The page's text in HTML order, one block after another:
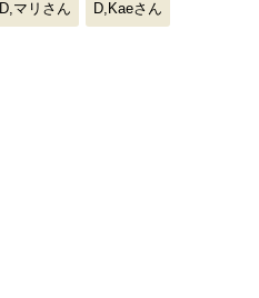
D,マリさん D,Kaeさん